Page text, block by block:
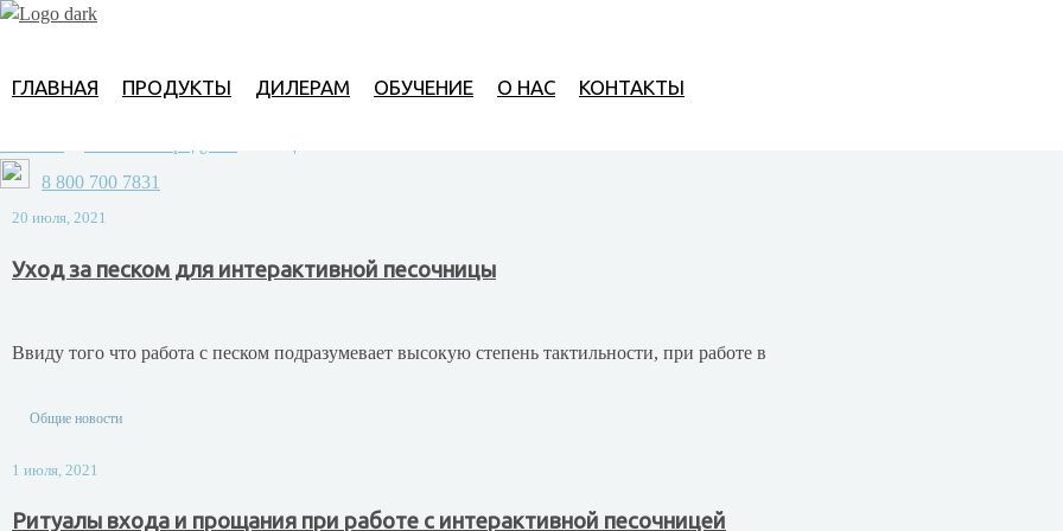
ГЛАВНАЯ ПРОДУКТЫ ДИЛЕРАМ ОБУЧЕНИЕ О НАС КОНТАКТЫ
8 800 700 7831
20 июля, 2021
Уход за песком для интерактивной песочницы
Ввиду того что работа с песком подразумевает высокую степень тактильности, при работе в
Общие новости
1 июля, 2021
Ритуалы входа и прощания при работе с интерактивной песочницей